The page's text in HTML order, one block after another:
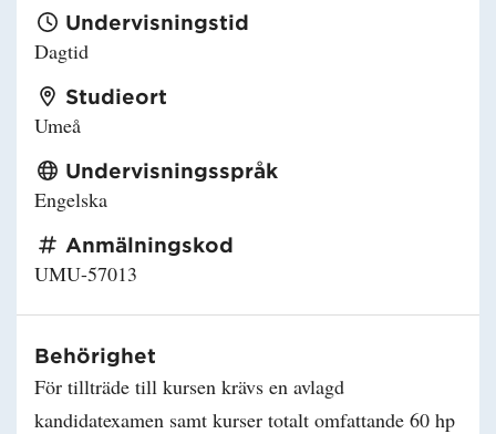
Undervisningstid
Dagtid
Studieort
Umeå
Undervisningsspråk
Engelska
Anmälningskod
UMU-57013
Behörighet
För tillträde till kursen krävs en avlagd
kandidatexamen samt kurser totalt omfattande 60 hp